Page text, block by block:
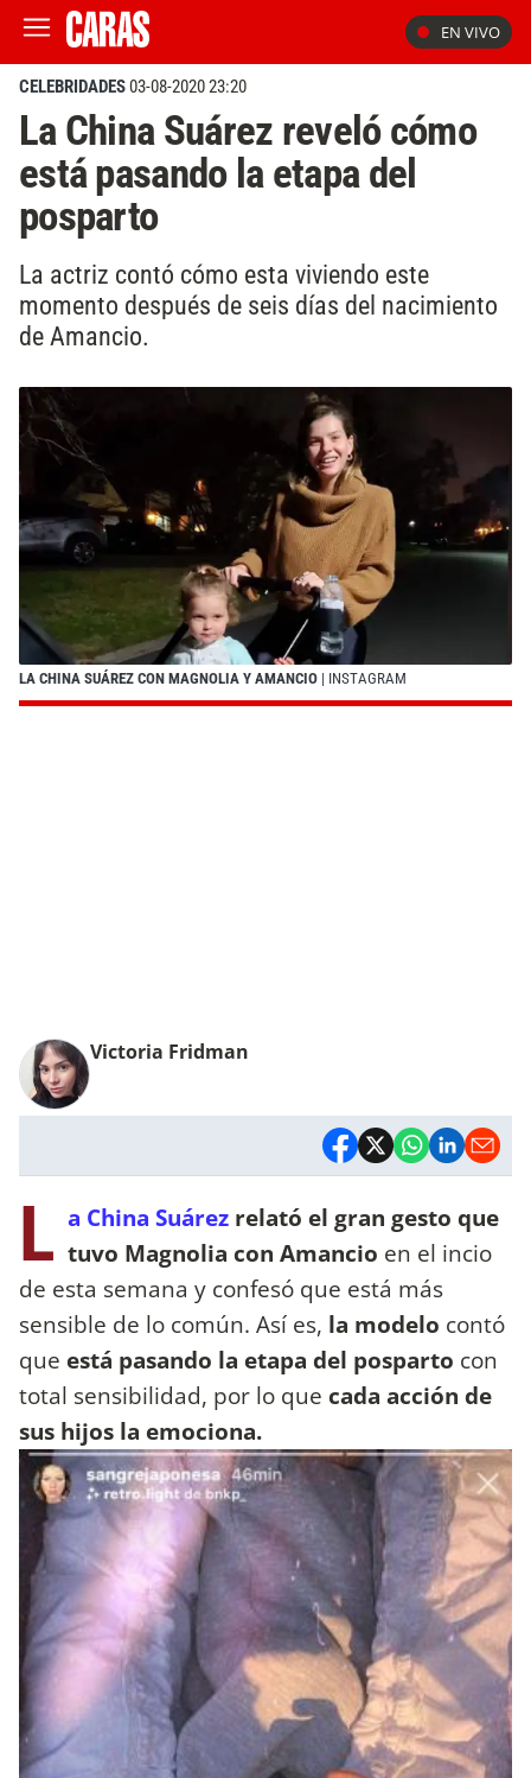
EN VIVO
CELEBRIDADES03-08-2020 23:20
La China Suárez reveló cómo
está pasando la etapa del
posparto
La actriz contó cómo esta viviendo este
momento después de seis días del nacimiento
de Amancio.
LA CHINA SUÁREZ CON MAGNOLIA Y AMANCIO | INSTAGRAM
Victoria Fridman
L a China Suárez relató el gran gesto que
tuvo Magnolia con Amancio en el incio
de esta semana y confesó que está más
sensible de lo común. Así es, la modelo contó
que está pasando la etapa del posparto con
total sensibilidad, por lo que cada acción de
sus hijos la emociona.